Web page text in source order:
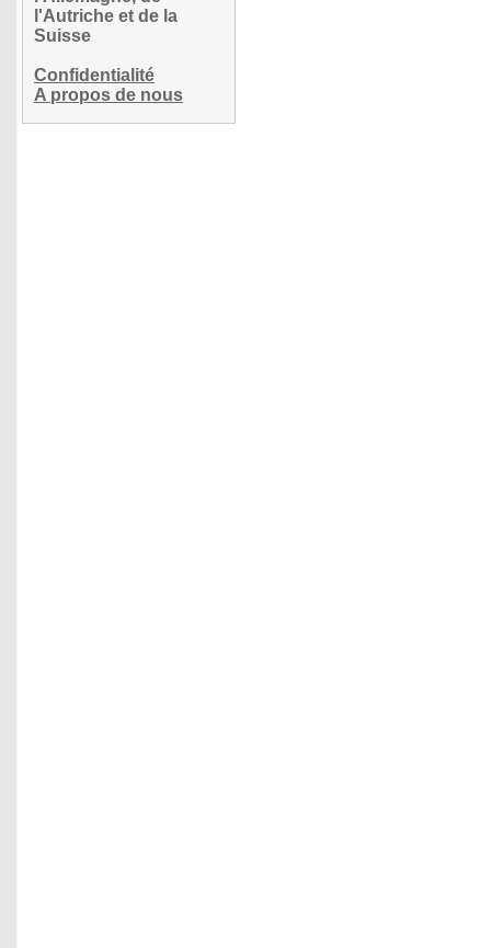
l'Autriche et de la
Suisse
Confidentialité
A propos de nous